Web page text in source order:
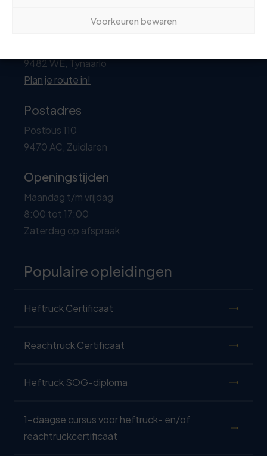
Voorkeuren bewaren
Hoofdadres
9482 WE, Tynaarlo
Plan je route in!
Postadres
Postbus 110
9470 AC, Zuidlaren
Openingstijden
Maandag t/m vrijdag
8:00 tot 17:00
Zaterdag op afspraak
Populaire opleidingen
Heftruck Certificaat
Reachtruck Certificaat
Heftruck SOG-diploma
1-daagse cursus voor heftruck- en/of
reachtruckcertificaat